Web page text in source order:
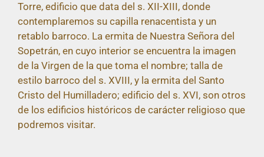
Torre, edificio que data del s. XII-XIII, donde
contemplaremos su capilla renacentista y un
retablo barroco. La ermita de Nuestra Señora del
Sopetrán, en cuyo interior se encuentra la imagen
de la Virgen de la que toma el nombre; talla de
estilo barroco del s. XVIII, y la ermita del Santo
Cristo del Humilladero; edificio del s. XVI, son otros
de los edificios históricos de carácter religioso que
podremos visitar.